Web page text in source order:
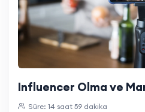
Influencer Olma ve
Süre: 14 saat 59 dakika